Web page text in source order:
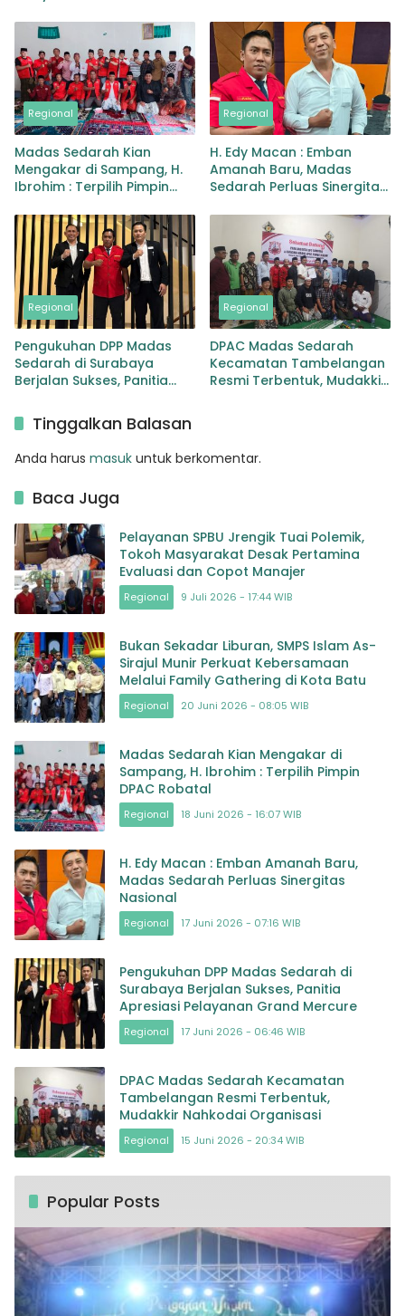
Copot Manajer
Kota Batu
Regional
Madas Sedarah Kian
Mengakar di Sampang, H.
Ibrohim : Terpilih Pimpin
Regional
H. Edy Macan : Emban
Amanah Baru, Madas
Sedarah Perluas Sinergitas
Regional
Pengukuhan DPP Madas
Sedarah di Surabaya
Berjalan Sukses, Panitia
Mercure
Regional
DPAC Madas Sedarah
Kecamatan Tambelangan
Resmi Terbentuk, Mudakkir
Tinggalkan Balasan
Anda harus masuk untuk berkomentar.
Baca Juga
Pelayanan SPBU Jrengik Tuai Polemik,
Tokoh Masyarakat Desak Pertamina
Evaluasi dan Copot Manajer
Regional 9 Juli 2026 - 17:44 WIB
Bukan Sekadar Liburan, SMPS Islam As-
Sirajul Munir Perkuat Kebersamaan
Melalui Family Gathering di Kota Batu
Regional 20 Juni 2026 - 08:05 WIB
Madas Sedarah Kian Mengakar di
Sampang, H. Ibrohim : Terpilih Pimpin
DPAC Robatal
Regional 18 Juni 2026 - 16:07 WIB
H. Edy Macan : Emban Amanah Baru,
Madas Sedarah Perluas Sinergitas
Nasional
Regional 17 Juni 2026 - 07:16 WIB
Pengukuhan DPP Madas Sedarah di
Surabaya Berjalan Sukses, Panitia
Apresiasi Pelayanan Grand Mercure
Regional 17 Juni 2026 - 06:46 WIB
DPAC Madas Sedarah Kecamatan
Tambelangan Resmi Terbentuk,
Mudakkir Nahkodai Organisasi
Regional 15 Juni 2026 - 20:34 WIB
Popular Posts